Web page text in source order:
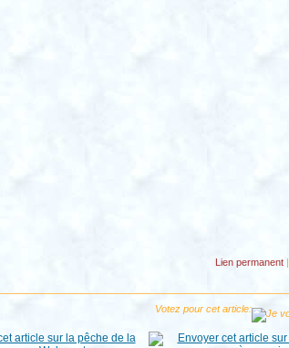
Lien permanent|
Votez pour cet article: